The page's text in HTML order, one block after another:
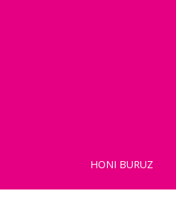
HONI BURUZ